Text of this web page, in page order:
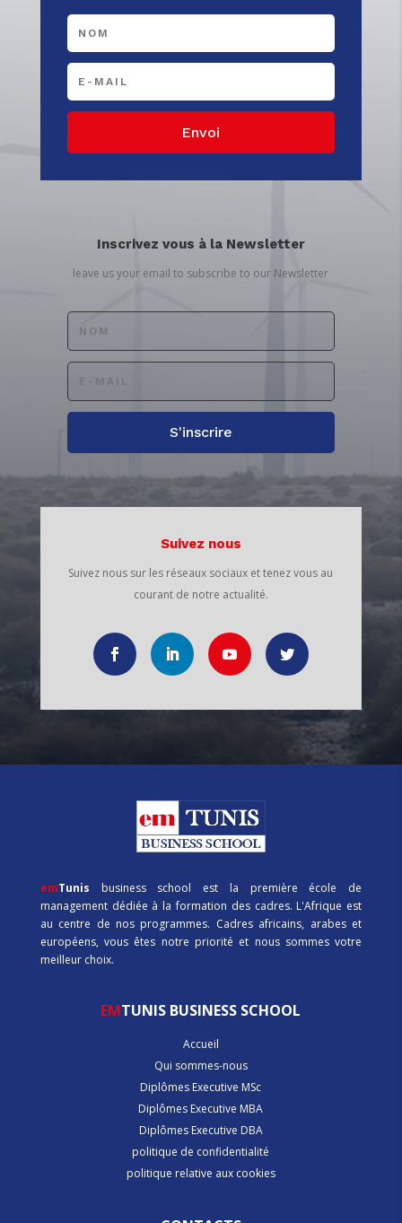
Envoi
Inscrivez vous à la Newsletter
leave us your email to subscribe to our Newsletter
S'inscrire
Suivez nous
Suivez nous sur les réseaux sociaux et tenez vous au
courant de notre actualité.
emTunis business school est la première école de
management dédiée à la formation des cadres. L'Afrique est
au centre de nos programmes. Cadres africains, arabes et
européens, vous êtes notre priorité et nous sommes votre
meilleur choix.
EMTUNIS BUSINESS SCHOOL
Accueil
Qui sommes-nous
Diplômes Executive MSc
Diplômes Executive MBA
Diplômes Executive DBA
politique de confidentialité
politique relative aux cookies